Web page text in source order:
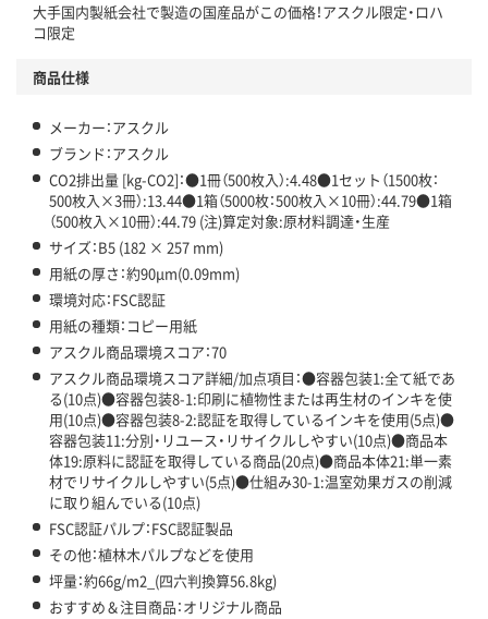
仕組
この商品の環境配慮ポイントです。下記商品詳細「
アスクル商品環境スコア詳細／加点項目
大手国内製紙会社で製造の国産品がこの価格！アスクル限定・ロハ
コ限定
商品仕様
メーカー：アスクル
ブランド：アスクル
CO2排出量 [kg-CO2]：●1冊（500枚入）:4.48●1セット（1500枚：
500枚入×3冊）:13.44●1箱（5000枚：500枚入×10冊）:44.79●1箱
（500枚入×10冊）:44.79 (注)算定対象:原材料調達・生産
サイズ：B5 (182 × 257 mm)
用紙の厚さ：約90μm(0.09mm)
環境対応：FSC認証
用紙の種類：コピー用紙
アスクル商品環境スコア：70
アスクル商品環境スコア詳細/加点項目：●容器包装1:全て紙であ
る(10点)●容器包装8-1:印刷に植物性または再生材のインキを使
用(10点)●容器包装8-2:認証を取得しているインキを使用(5点)●
容器包装11:分別・リユース・リサイクルしやすい(10点)●商品本
体19:原料に認証を取得している商品(20点)●商品本体21:単一素
材でリサイクルしやすい(5点)●仕組み30-1:温室効果ガスの削減
に取り組んでいる(10点)
FSC認証パルプ：FSC認証製品
その他：植林木パルプなどを使用
坪量：約66g/m2_(四六判換算56.8kg)
おすすめ＆注目商品：オリジナル商品